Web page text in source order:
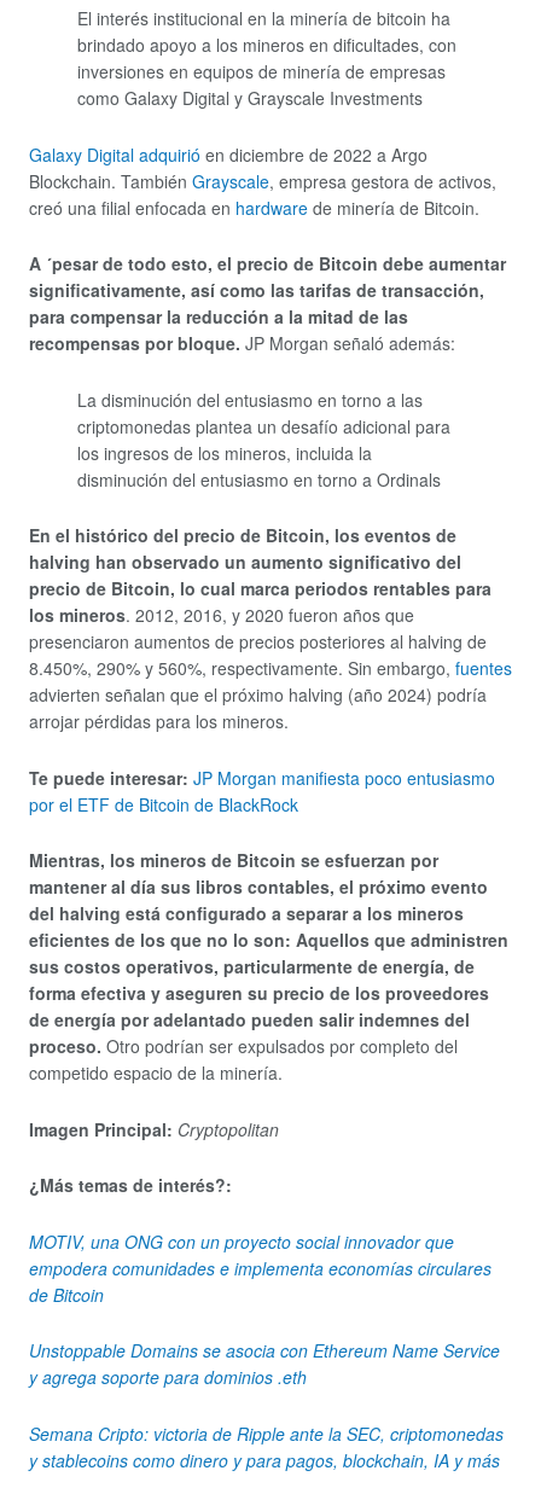
El interés institucional en la minería de bitcoin ha
brindado apoyo a los mineros en dificultades, con
inversiones en equipos de minería de empresas
como Galaxy Digital y Grayscale Investments
Galaxy Digital adquirió en diciembre de 2022 a Argo
Blockchain. También Grayscale, empresa gestora de activos,
creó una filial enfocada en hardware de minería de Bitcoin.
A ´pesar de todo esto, el precio de Bitcoin debe aumentar
significativamente, así como las tarifas de transacción,
para compensar la reducción a la mitad de las
recompensas por bloque. JP Morgan señaló además:
La disminución del entusiasmo en torno a las
criptomonedas plantea un desafío adicional para
los ingresos de los mineros, incluida la
disminución del entusiasmo en torno a Ordinals
En el histórico del precio de Bitcoin, los eventos de
halving han observado un aumento significativo del
precio de Bitcoin, lo cual marca periodos rentables para
los mineros. 2012, 2016, y 2020 fueron años que
presenciaron aumentos de precios posteriores al halving de
8.450%, 290% y 560%, respectivamente. Sin embargo, fuentes
advierten señalan que el próximo halving (año 2024) podría
arrojar pérdidas para los mineros.
Te puede interesar: JP Morgan manifiesta poco entusiasmo
por el ETF de Bitcoin de BlackRock
Mientras, los mineros de Bitcoin se esfuerzan por
mantener al día sus libros contables, el próximo evento
del halving está configurado a separar a los mineros
eficientes de los que no lo son: Aquellos que administren
sus costos operativos, particularmente de energía, de
forma efectiva y aseguren su precio de los proveedores
de energía por adelantado pueden salir indemnes del
proceso. Otro podrían ser expulsados por completo del
competido espacio de la minería.
Imagen Principal: Cryptopolitan
¿Más temas de interés?:
MOTIV, una ONG con un proyecto social innovador que
empodera comunidades e implementa economías circulares
de Bitcoin
Unstoppable Domains se asocia con Ethereum Name Service
y agrega soporte para dominios .eth
Semana Cripto: victoria de Ripple ante la SEC, criptomonedas
y stablecoins como dinero y para pagos, blockchain, IA y más